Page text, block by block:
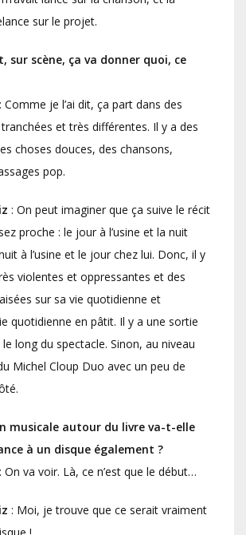
sur le projet.
sur scène, ça va donner quoi, ce
: Comme je l’ai dit, ça part dans des
et très différentes. Il y a des
choses douces, des chansons,
pop.
: On peut imaginer que ça suive le récit
proche : le jour à l’usine et la nuit
à l’usine et le jour chez lui. Donc, il y
violentes et oppressantes et des
sur sa vie quotidienne et
quotidienne en pâtit. Il y a une sortie
long du spectacle. Sinon, au niveau
Michel Cloup Duo avec un peu de
musicale autour du livre va-t-elle
à un disque également ?
: On va voir. Là, ce n’est que le début…
: Moi, je trouve que ce serait vraiment
!